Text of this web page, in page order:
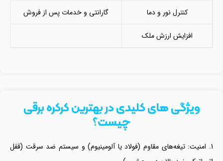
کنترل نور و دما گارانتی و خدمات پس از فروش
افزایش ارزش ملک
ویژگی‌ های کلیدی در بهترین کرکره برقی
چیست؟
امنیت: تیغه‌های مقاوم (فولاد یا آلومینیوم) و سیستم ضد سرقت (قفل